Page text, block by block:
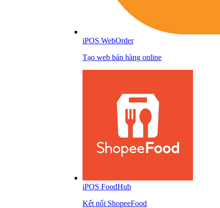
iPOS WebOrder
Tạo web bán hàng online
iPOS FoodHub
Kết nối ShopeeFood